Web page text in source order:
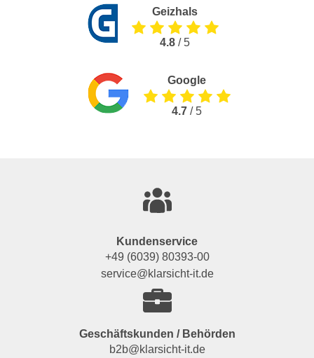
Geizhals
4.8 / 5
Google
4.7 / 5
Kundenservice
+49 (6039) 80393-00
service@klarsicht-it.de
Geschäftskunden / Behörden
b2b@klarsicht-it.de